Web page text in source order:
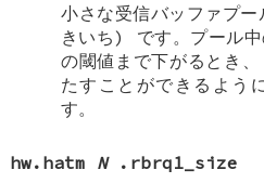
小さな受信バッファプ
きいち) です。プール中
の閾値まで下がるとき
たすことができるよう
す。
hw.hatm N
.rbrq1_size